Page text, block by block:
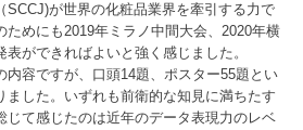
SCCJ)が世界の化粧品業界を牽引する力で
ためにも2019年ミラノ中間大会、2020年横
ができればよいと強く感じました。
容ですが、口頭14題、ポスター55題とい
ました。いずれも前衛的な知見に満ちたす
じて感じたのは近年のデータ表現力のレベ